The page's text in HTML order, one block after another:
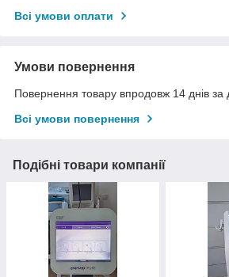
Всі умови оплати
Умови повернення
Повернення товару впродовж 14 днів за
Всі умови повернення
Подібні товари компанії